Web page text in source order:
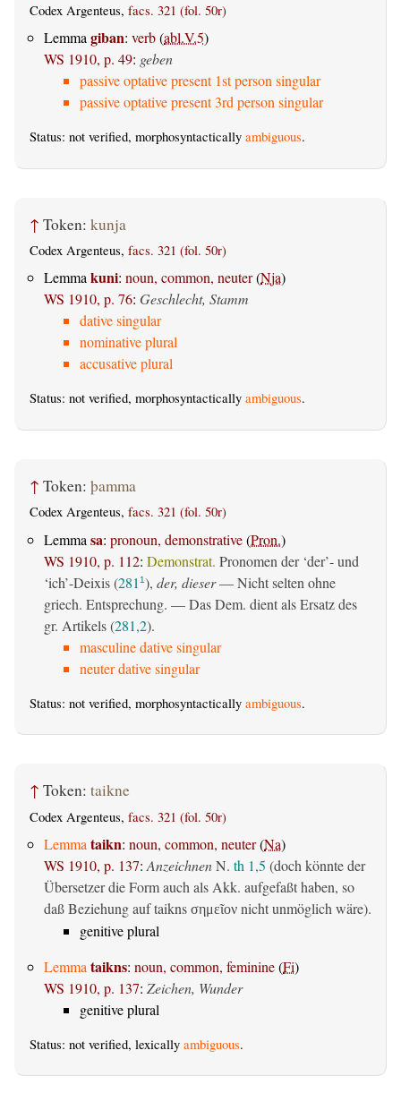
Codex Argenteus, facs. 321 (fol. 50r)
Lemma giban: verb(abl.V.5)
WS 1910, p. 49: geben
passive optative present 1st person singular
passive optative present 3rd person singular
Status: not verified, morphosyntactically ambiguous.
↑ Token: kunja
Codex Argenteus, facs. 321 (fol. 50r)
Lemmakuni: noun, common, neuter(Nja)
WS 1910, p. 76: Geschlecht, Stamm
dative singular
nominative plural
accusative plural
Status: not verified, morphosyntactically ambiguous.
↑ Token: þamma
Codex Argenteus, facs. 321 (fol. 50r)
Lemma sa: pronoun, demonstrative(Pron.)
WS 1910, p. 112: Demonstrat. Pronomen der ‘der’- und
‘ich’-Deixis (281 1), der, dieser— Nicht selten ohne
griech. Entsprechung. — Das Dem. dient als Ersatz des
gr. Artikels (281,2).
masculine dative singular
neuter dative singular
Status: not verified, morphosyntactically ambiguous.
↑ Token: taikne
Codex Argenteus, facs. 321 (fol. 50r)
Lemma taikn: noun, common, neuter(Na)
WS 1910, p. 137: AnzeichnenN. th 1,5 (doch könnte der
Übersetzer die Form auch als Akk. aufgefaßt haben, so
daß Beziehung auf taikns σημεῖον nicht unmöglich wäre).
genitive plural
Lemma taikns: noun, common, feminine(Fi)
WS 1910, p. 137: Zeichen, Wunder
genitive plural
Status: not verified, lexically ambiguous.